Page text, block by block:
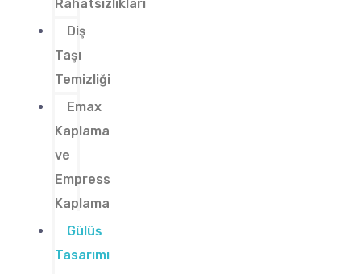
Rahatsızlıkları
Diş
Taşı
Temizliği
Emax
Kaplama
ve
Empress
Kaplama
Gülüş
Tasarımı